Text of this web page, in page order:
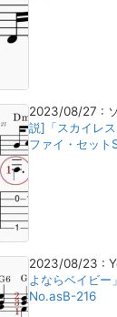
2023/08/27 :
説]「スカイレ
ファイ・セッ
2023/08/23 :
よならベイビ
No.asB-216